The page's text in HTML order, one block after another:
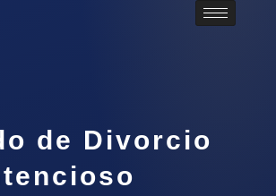
de Divorcio